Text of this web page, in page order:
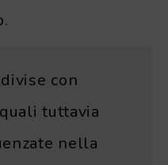
con
tuttavia
nella